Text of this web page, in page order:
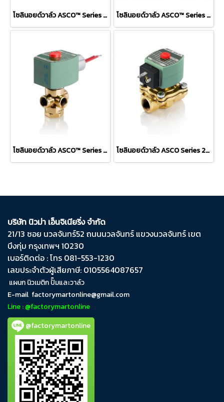
โซลินอยด์วาล์ว ASCO™ Series 356 Solenoid Valves โซลินอยด์วาล์ว ASCO™ Series 314 Solenoid Valves
โซลินอยด์วาล์ว ASCO™ Series 320 Solenoid Valve โซลินอยด์วาล์ว ASCO Series 210
บริษัท นิวม่า เอ็นจิเนียริ่ง จำกัด
21/13 ซอย นวลจันทร์​52 ถนน​นวลจันทร์​ แขวง​นวลจันทร์​ เขต​
บึงกุ่ม​ กรุงเทพฯ​ 10230
เบอร์ติดต่อ : โทร 081-553-1230
เลขประจำตัวผู้เสียภาษี: 0105564087657
แผนก นิวเมติก ปั๊มและวาล์ว
E-mail factorymartonline@gmail.com
Line : @factorymartonline
@factorymartonline